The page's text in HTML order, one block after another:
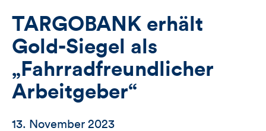
TARGOBANK erhält
Gold-Siegel als
„Fahrradfreundlicher
Arbeitgeber“
13. November 2023